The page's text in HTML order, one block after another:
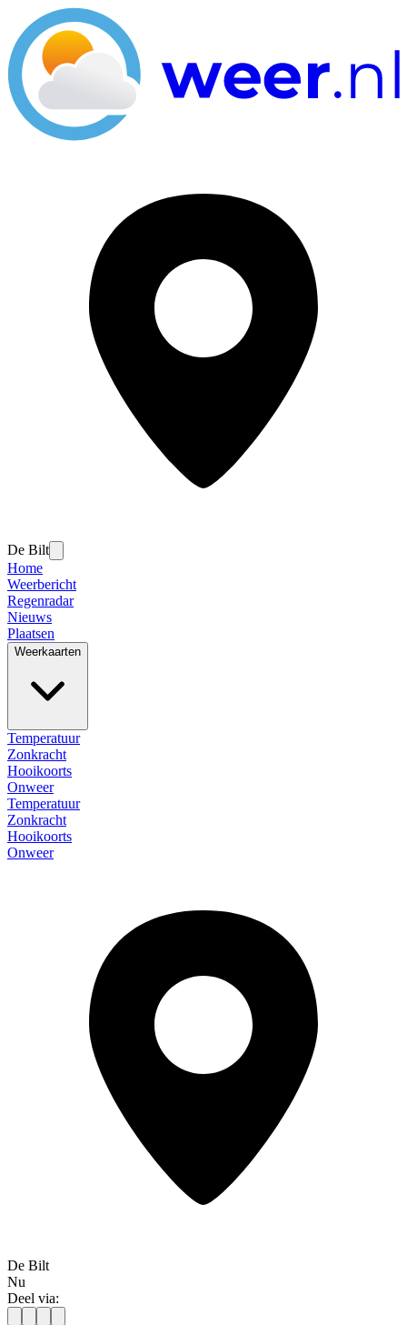
De Bilt
Home
Weerbericht
Regenradar
Nieuws
Plaatsen
Weerkaarten
Temperatuur
Zonkracht
Hooikoorts
Onweer
Temperatuur
Zonkracht
Hooikoorts
Onweer
De Bilt
Nu
Deel via: